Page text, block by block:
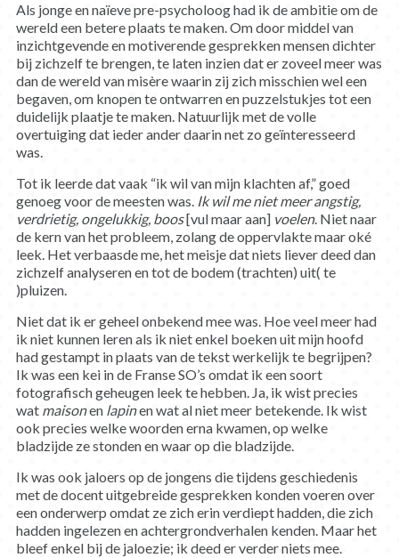
Als jonge en naïeve pre-psycholoog had ik de ambitie om de
wereld een betere plaats te maken. Om door middel van
inzichtgevende en motiverende gesprekken mensen dichter
bij zichzelf te brengen, te laten inzien dat er zoveel meer was
dan de wereld van misère waarin zij zich misschien wel een
begaven, om knopen te ontwarren en puzzelstukjes tot een
duidelijk plaatje te maken. Natuurlijk met de volle
overtuiging dat ieder ander daarin net zo geïnteresseerd
was.
Tot ik leerde dat vaak “ik wil van mijn klachten af,” goed
genoeg voor de meesten was. Ik wil me niet meer angstig,
verdrietig, ongelukkig, boos[vul maar aan]voelen. Niet naar
de kern van het probleem, zolang de oppervlakte maar oké
leek. Het verbaasde me, het meisje dat niets liever deed dan
zichzelf analyseren en tot de bodem (trachten) uit( te
)pluizen.
Niet dat ik er geheel onbekend mee was. Hoe veel meer had
ik niet kunnen leren als ik niet enkel boeken uit mijn hoofd
had gestampt in plaats van de tekst werkelijk te begrijpen?
Ik was een kei in de Franse SO’s omdat ik een soort
fotografisch geheugen leek te hebben. Ja, ik wist precies
wat maisonen lapinen wat al niet meer betekende. Ik wist
ook precies welke woorden erna kwamen, op welke
bladzijde ze stonden en waar op die bladzijde.
Ik was ook jaloers op de jongens die tijdens geschiedenis
met de docent uitgebreide gesprekken konden voeren over
een onderwerp omdat ze zich erin verdiept hadden, die zich
hadden ingelezen en achtergrondverhalen kenden. Maar het
bleef enkel bij de jaloezie; ik deed er verder niets mee.